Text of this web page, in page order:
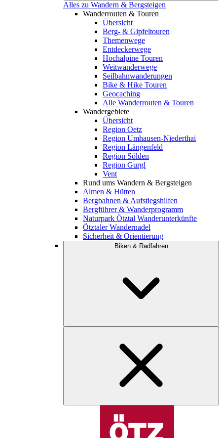
Alles zu Wandern & Bergsteigen
Wanderrouten & Touren
Übersicht
Berg- & Gipfeltouren
Themenwege
Entdeckerwege
Hochalpine Touren
Weitwanderwege
Seilbahnwanderungen
Bike & Hike Touren
Geocaching
Alle Wanderrouten & Touren
Wandergebiete
Übersicht
Region Oetz
Region Umhausen-Niederthai
Region Längenfeld
Region Sölden
Region Gurgl
Vent
Rund ums Wandern & Bergsteigen
Almen & Hütten
Bergbahnen & Aufstiegshilfen
Bergführer & Wanderprogramm
Naturpark Ötztal Wanderunterkünfte
Ötztaler Wandernadel
Sicherheit & Orientierung
Biken & Radfahren